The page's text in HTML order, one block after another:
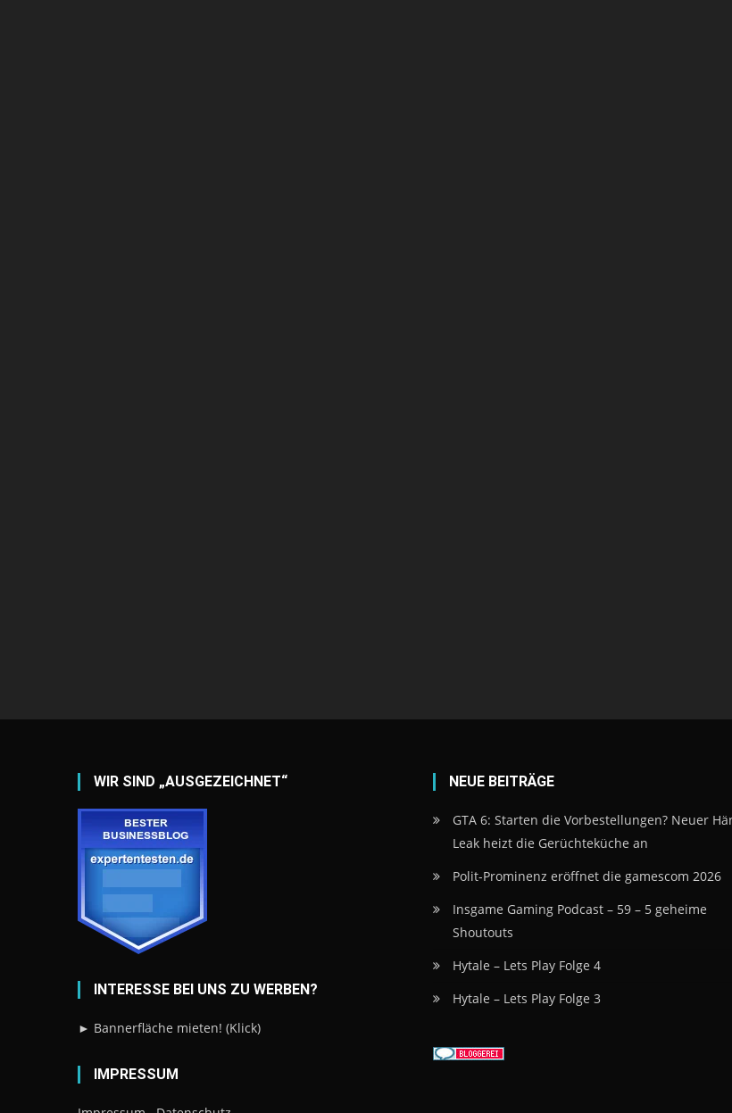
WIR SIND „AUSGEZEICHNET“
INTERESSE BEI UNS ZU WERBEN?
► Bannerfläche mieten! (Klick)
IMPRESSUM
NEUE BEITRÄGE
GTA 6: Starten die Vorbestellungen? Neuer
Leak heizt die Gerüchteküche an
Polit-Prominenz eröffnet die gamescom 2026
Insgame Gaming Podcast – 59 – 5 geheime
Shoutouts
Hytale – Lets Play Folge 4
Hytale – Lets Play Folge 3